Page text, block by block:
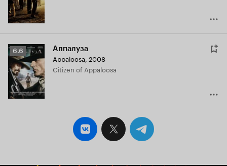
Рейтинг
Кинопоиска
6.6
6.6 Аппалуза
Appaloosa, 2008
Citizen of Appaloosa